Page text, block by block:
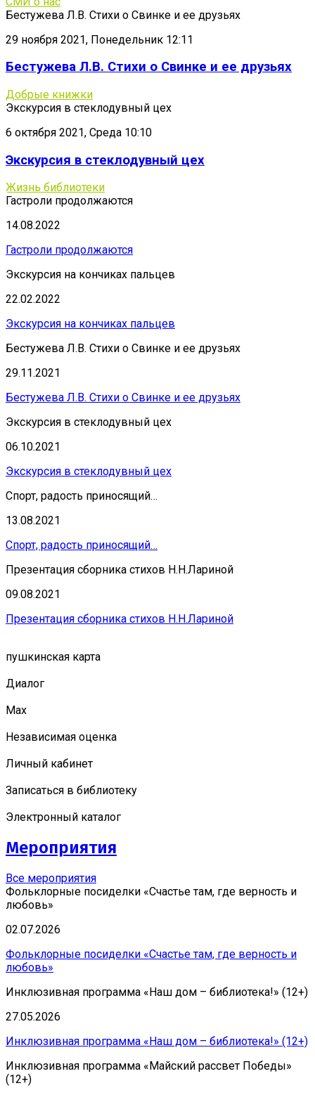
Бестужева Л.В. Стихи о Свинке и ее друзьях
29 ноября 2021, Понедельник 12:11
Бестужева Л.В. Стихи о Свинке и ее друзьях
Добрые книжки
Экскурсия в стеклодувный цех
6 октября 2021, Среда 10:10
Экскурсия в стеклодувный цех
Жизнь библиотеки
Гастроли продолжаются
14.08.2022
Гастроли продолжаются
Экскурсия на кончиках пальцев
22.02.2022
Экскурсия на кончиках пальцев
Бестужева Л.В. Стихи о Свинке и ее друзьях
29.11.2021
Бестужева Л.В. Стихи о Свинке и ее друзьях
Экскурсия в стеклодувный цех
06.10.2021
Экскурсия в стеклодувный цех
Спорт, радость приносящий…
13.08.2021
Спорт, радость приносящий…
Презентация сборника стихов Н.Н.Лариной
09.08.2021
Презентация сборника стихов Н.Н.Лариной
пушкинская карта
Диалог
Мах
Независимая оценка
Личный кабинет
Записаться в библиотеку
Электронный каталог
Мероприятия
Все мероприятия
Фольклорные посиделки «Счастье там, где верность и
любовь»
02.07.2026
Фольклорные посиделки «Счастье там, где верность и
любовь»
Инклюзивная программа «Наш дом – библиотека!» (12+)
27.05.2026
Инклюзивная программа «Наш дом – библиотека!» (12+)
Инклюзивная программа «Майский рассвет Победы»
(12+)